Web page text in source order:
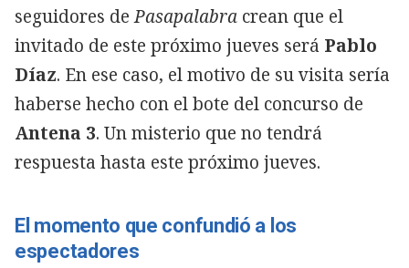
seguidores dePasapalabra crean que el
invitado de este próximo jueves será Pablo
Díaz. En ese caso, el motivo de su visita sería
haberse hecho con el bote del concurso de
Antena 3. Un misterio que no tendrá
respuesta hasta este próximo jueves.
El momento que confundió a los
espectadores